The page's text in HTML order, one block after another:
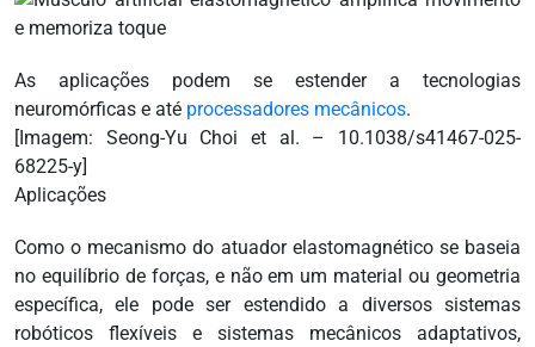
As aplicações podem se estender a tecnologias
neuromórficas e até processadores mecânicos.
[Imagem: Seong-Yu Choi et al. – 10.1038/s41467-025-
68225-y]
Aplicações
Como o mecanismo do atuador elastomagnético se baseia
no equilíbrio de forças, e não em um material ou geometria
específica, ele pode ser estendido a diversos sistemas
robóticos flexíveis e sistemas mecânicos adaptativos,